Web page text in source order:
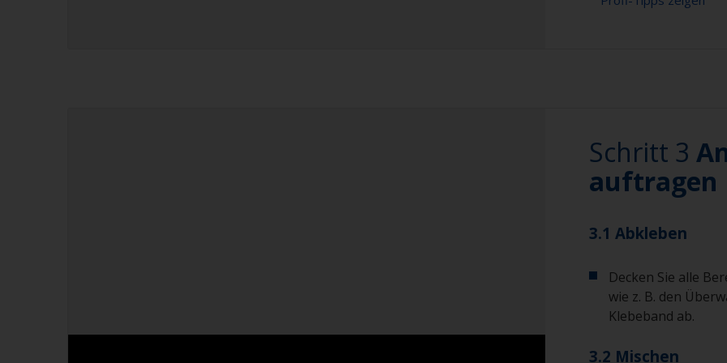
Selbst wenn das
leichtes
beste Haftung in
Schritt 3
auftragen
3.1 Abkleben
Decken Sie alle
wie z. B. den
Klebeband ab.
3.2 Mischen